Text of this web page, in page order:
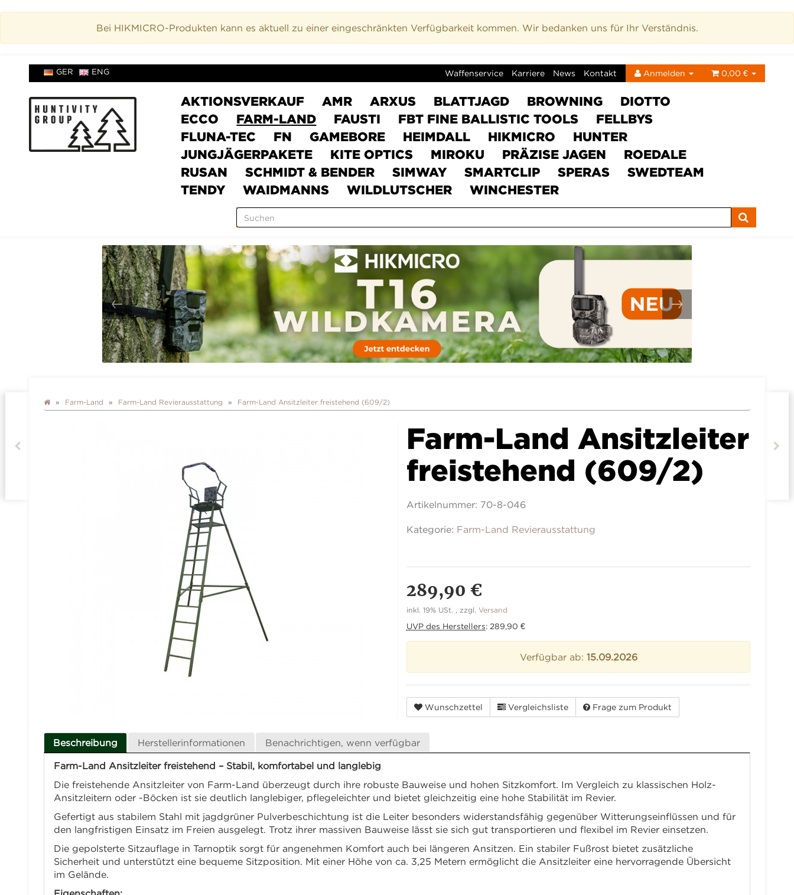
Bei HIKMICRO-Produkten kann es aktuell zu einer eingeschränkten Verfügbarkeit kommen. Wir bedanken uns für Ihr Verständnis.
GER ENG Waffenservice Karriere News Kontakt Anmelden 0,00 €
AKTIONSVERKAUF AMR ARXUS BLATTJAGD BROWNING
DIOTTO
ECCO
FARM-LAND FAUSTI FBT FINE BALLISTIC TOOLS
FELLBYS
FLUNA-TEC
FN GAMEBORE HEIMDALL HIKMICRO
HUNTER
JUNGJÄGERPAKETE
KITE OPTICS MIROKU PRÄZISE JAGEN
ROEDALE
RUSAN
SCHMIDT & BENDER SIMWAY SMARTCLIP SPERAS
SWEDTEAM
TENDY
WAIDMANNS WILDLUTSCHER WINCHESTER
Farm-Land Farm-Land Revierausstattung Farm-Land Ansitzleiter freistehend (609/2)
Farm-Land Ansitzleiter
freistehend (609/2)
Artikelnummer: 70-8-046
Kategorie: Farm-Land Revierausstattung
289,90 €
inkl. 19% USt. , zzgl. Versand
UVP des Herstellers: 289,90 €
Verfügbar ab: 15.09.2026
Wunschzettel Vergleichsliste Frage zum Produkt
Beschreibung Herstellerinformationen Benachrichtigen, wenn verfügbar
Farm-Land Ansitzleiter freistehend – Stabil, komfortabel und langlebig
Die freistehende Ansitzleiter von Farm-Land überzeugt durch ihre robuste Bauweise und hohen Sitzkomfort. Im Vergleich zu klassischen Holz-
Ansitzleitern oder -Böcken ist sie deutlich langlebiger, pflegeleichter und bietet gleichzeitig eine hohe Stabilität im Revier.
Gefertigt aus stabilem Stahl mit jagdgrüner Pulverbeschichtung ist die Leiter besonders widerstandsfähig gegenüber Witterungseinflüssen und für
den langfristigen Einsatz im Freien ausgelegt. Trotz ihrer massiven Bauweise lässt sie sich gut transportieren und flexibel im Revier einsetzen.
Die gepolsterte Sitzauflage in Tarnoptik sorgt für angenehmen Komfort auch bei längeren Ansitzen. Ein stabiler Fußrost bietet zusätzliche
Sicherheit und unterstützt eine bequeme Sitzposition. Mit einer Höhe von ca. 3,25 Metern ermöglicht die Ansitzleiter eine hervorragende Übersicht
im Gelände.